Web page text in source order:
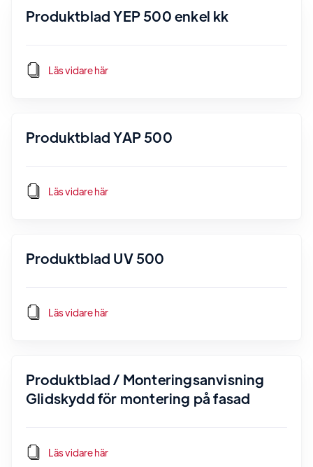
Produktblad YEP 500 enkel kk
Läs vidare här
Produktblad YAP 500
Läs vidare här
Produktblad UV 500
Läs vidare här
Produktblad / Monteringsanvisning
Glidskydd för montering på fasad
Läs vidare här